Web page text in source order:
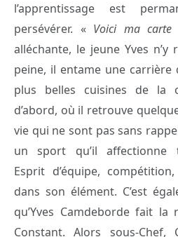
l’apprentissage est
persévérer. « Voici ma carte
alléchante, le jeune Yves n’y
peine, il entame une
plus belles cuisines de la
d’abord, où il retrouve
vie qui ne sont pas sans
un sport qu’il affectionne
Esprit d’équipe,
dans son élément. C’est
qu’Yves Camdeborde fait
Constant. Alors sous-Chef,